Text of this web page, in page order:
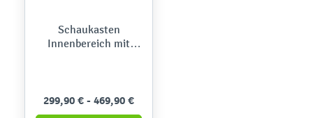
Schaukasten
Innenbereich mit
299,90 € - 469,90 €